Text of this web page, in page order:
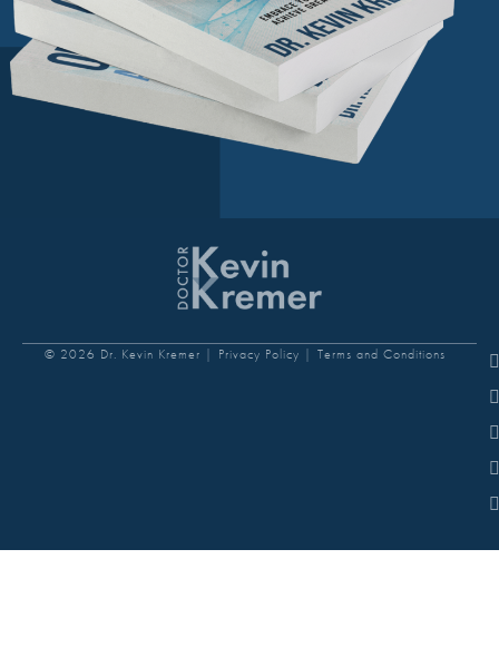
© 2026 Dr. Kevin Kremer | Privacy Policy | Terms and Conditions